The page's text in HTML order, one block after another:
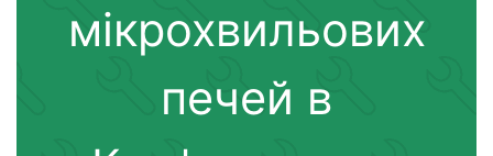
мікрохвильових
печей в